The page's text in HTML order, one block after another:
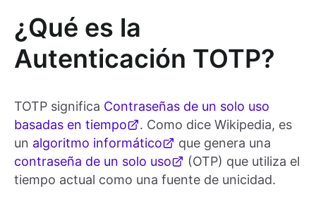
¿Qué es la
Autenticación TOTP?
TOTP significa Contraseñas de un solo uso
basadas en tiempo
. Como dice Wikipedia, es
un algoritmo informático
que genera una
contraseña de un solo uso
(OTP) que utiliza el
tiempo actual como una fuente de unicidad.